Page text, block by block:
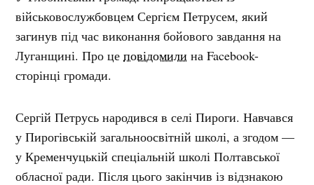
військовослужбовцем Сергієм Петрусем, який
загинув під час виконання бойового завдання на
Луганщині. Про цеповідомили на Facebook-
сторінці громади.
Сергій Петрусь народився в селі Пироги. Навчався
у Пирогівській загальноосвітній школі, а згодом —
у Кременчуцькій спеціальній школі Полтавської
обласної ради. Після цього закінчив із відзнакою